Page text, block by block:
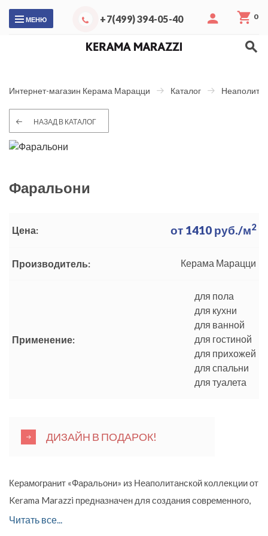
МЕНЮ +7(499) 394-05-40 0
Интернет-магазин Керама Марацци Каталог
НАЗАД В КАТАЛОГ
Фаральони
Цена: от 1410 руб./м2
Производитель: Керама Марацци
Применение:
для пола
для кухни
для ванной
для гостиной
для прихожей
для спальни
для туалета
ДИЗАЙН В ПОДАРОК!
Керамогранит «Фаральони» из Неаполитанской коллекции от
Kerama Marazzi предназначен для создания современного,
притягательного и в то же время сдержанного интерьера.
Читать все...